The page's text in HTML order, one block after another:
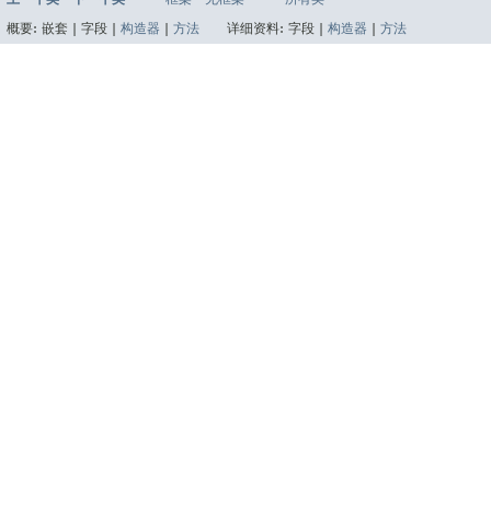
概要: 嵌套 | 字段 | 构造器 方法 详细资料: 字段 | 构造器 方法